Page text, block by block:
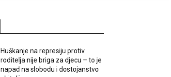
Huškanje na represiju protiv
roditelja nije briga za djecu – to je
napad na slobodu i dostojanstvo